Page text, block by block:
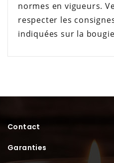
normes en vigueurs.
respecter les
indiquées sur la
Contact
Garanties